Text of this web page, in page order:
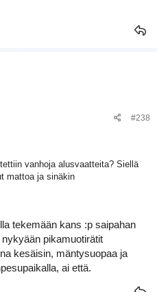
#238
vanhoja alusvaatteita? Siellä
mattoa ja sinäkin
tekemään kans :p saipahan
pikamuotirätit
kesäisin, mäntysuopaa ja
ai että.